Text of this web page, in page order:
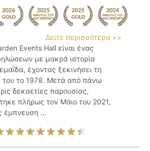
Δείτε περισσότερα >>
Events Hall είναι ένας
με μακρά ιστορία
έχοντας ξεκινήσει τη
του το 1978. Μετά από πάνω
δεκαετίες παρουσίας,
πλήρως τον Μάιο του 2021,
έμπνευση ...